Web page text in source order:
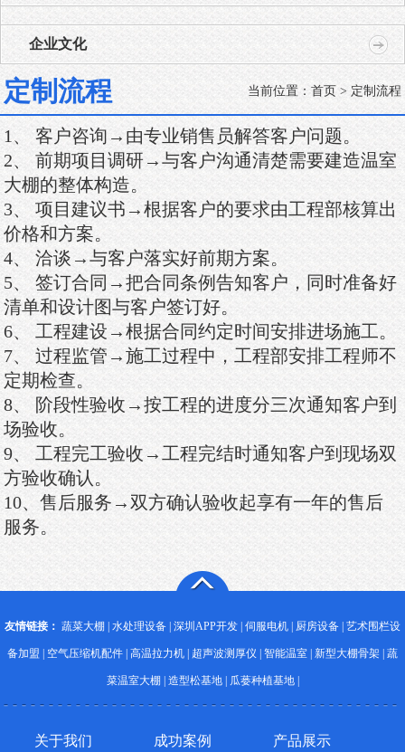
企业文化
定制流程 当前位置： 首页 > 定制流程
1、 客户咨询→由专业销售员解答客户问题。
2、 前期项目调研→与客户沟通清楚需要建造温室
大棚的整体构造。
3、 项目建议书→根据客户的要求由工程部核算出
价格和方案。
4、 洽谈→与客户落实好前期方案。
5、 签订合同→把合同条例告知客户，同时准备好
清单和设计图与客户签订好。
6、 工程建设→根据合同约定时间安排进场施工。
7、 过程监管→施工过程中，工程部安排工程师不
定期检查。
8、 阶段性验收→按工程的进度分三次通知客户到
场验收。
9、 工程完工验收→工程完结时通知客户到现场双
方验收确认。
10、售后服务→双方确认验收起享有一年的售后
服务。
友情链接： 蔬菜大棚 水处理设备 深圳APP开发 伺服电机 厨房设备 艺术围栏设
备加盟 空气压缩机配件 高温拉力机 超声波测厚仪 智能温室 新型大棚骨架 蔬
菜温室大棚 造型松基地| 瓜蒌种植基地|
关于我们 成功案例 产品展示